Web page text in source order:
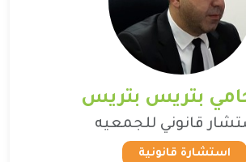
بتريس بتريس
قانوني للجمعيه
استشارة قانونية